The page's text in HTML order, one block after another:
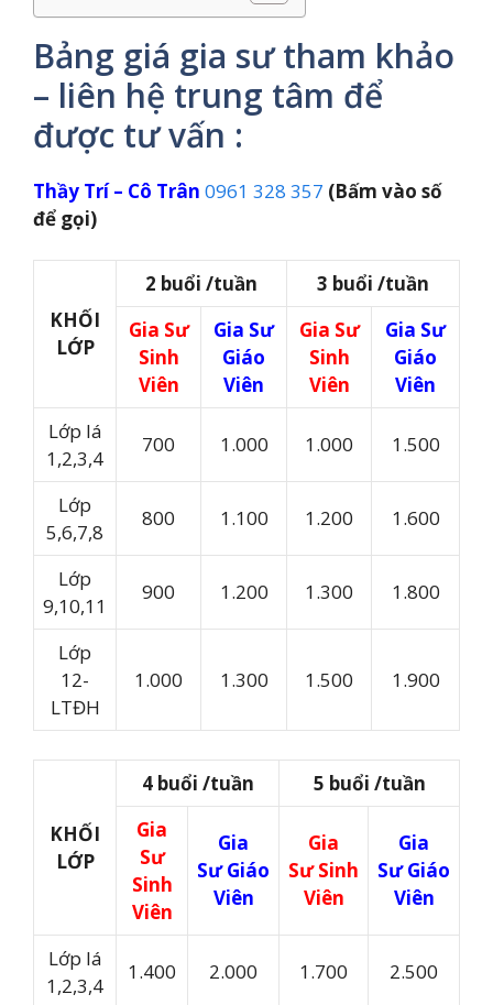
Bảng giá gia sư tham khảo
– liên hệ trung tâm để
được tư vấn :
Thầy Trí – Cô Trân 0961 328 357 (Bấm vào số
để gọi)
KHỐI
LỚP
2 buổi /tuần
3 buổi /tuần
Gia Sư
Sinh
Viên
Gia Sư
Giáo
Viên
Gia Sư
Sinh
Viên
Gia Sư
Giáo
Viên
Lớp lá
1,2,3,4
700 1.000 1.000 1.500
Lớp
5,6,7,8
800 1.100 1.200 1.600
Lớp
9,10,11
900 1.200 1.300 1.800
Lớp
12-
LTĐH
1.000 1.300 1.500 1.900
KHỐI
LỚP
4 buổi /tuần
5 buổi /tuần
Gia
Sư
Sinh
Viên
Gia
Sư Giáo
Viên
Gia
Sư Sinh
Viên
Gia
Sư Giáo
Viên
Lớp lá
1,2,3,4
1.400 2.000 1.700 2.500